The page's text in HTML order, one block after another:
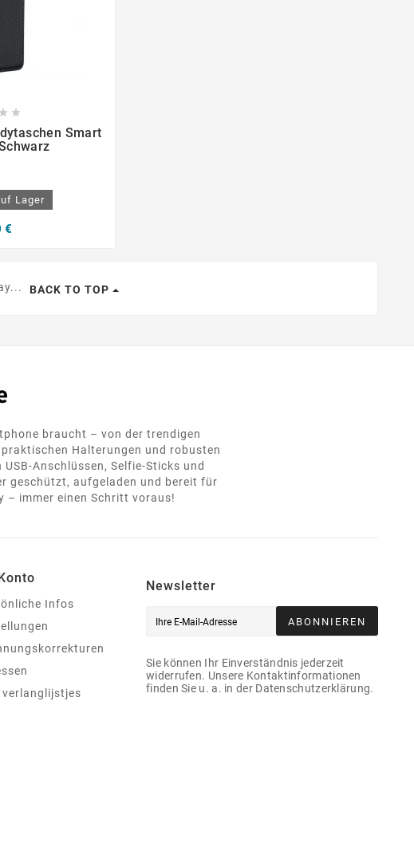
 
Smart
Lager
€
BACK TO TOP
braucht – von der trendigen
Halterungen und robusten
Anschlüssen, Selfie-Sticks und
geschützt, aufgeladen und bereit für
– immer einen Schritt voraus!
Infos
verlanglijstjes
Newsletter
ABONNIEREN
Sie können Ihr Einverständnis jederzeit
widerrufen. Unsere Kontaktinformationen
finden Sie u. a. in der Datenschutzerklärung.